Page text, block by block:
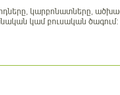
կարբոնատները,
կամ բուսական ծագում: